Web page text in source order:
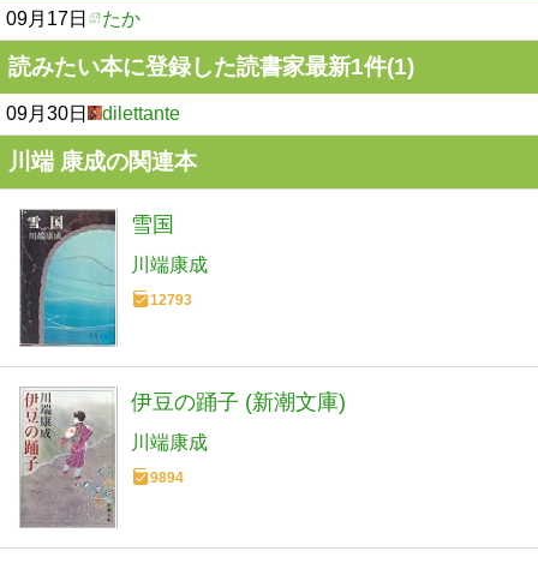
09月17日 たか
読みたい本に登録した読書家最新1件(1)
09月30日 dilettante
川端 康成の関連本
雪国
川端康成
12793
伊豆の踊子 (新潮文庫)
川端康成
9894